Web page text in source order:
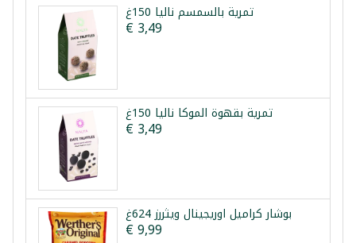
تمرية بالسمسم نالیا 150غ
€ 3,49
تمرية بقهوة الموكا نالیا 150غ
€ 3,49
بوشار كراميل اوريجينال ويثررز 624غ
€ 9,99